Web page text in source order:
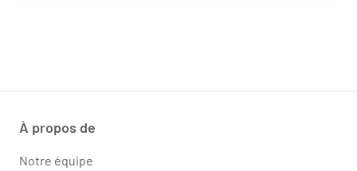
À propos de
Notre équipe